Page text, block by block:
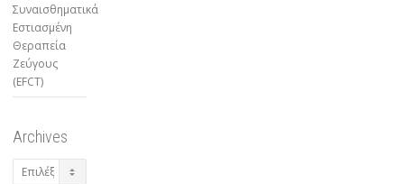
Συναισθηματικά
Εστιασμένη
Θεραπεία
Ζεύγους
(EFCT)
Archives
Archives